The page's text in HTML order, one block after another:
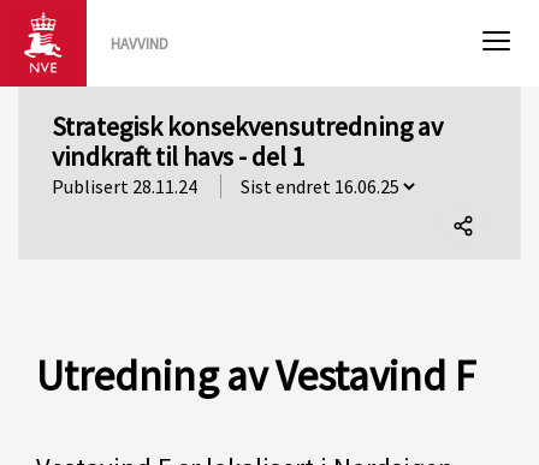
HAVVIND
Strategisk konsekvensutredning av
vindkraft til havs - del 1
Publisert 28.11.24
Utredning av Vestavind F